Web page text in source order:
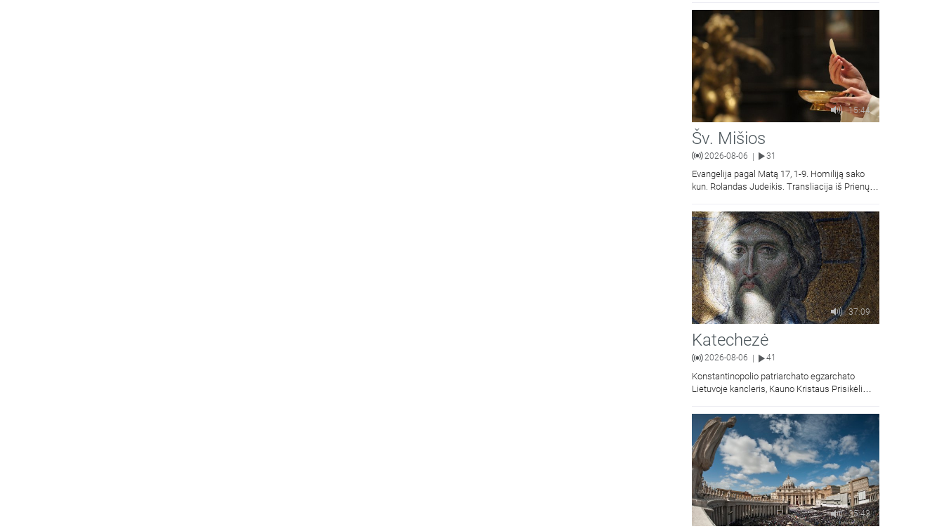
15:44
Šv. Mišios
2026-08-06 | 31
Evangelija pagal Matą 17, 1-9. Homiliją sako
kun. Rolandas Judeikis. Transliacija iš Prienų
37:09
Katechezė
2026-08-06 41
Konstantinopolio patriarchato egzarchato
Lietuvoje kancleris, Kauno Kristaus Prisikėlimo
kunigas Vitalijus Mockus pasakoja apie
Kristaus Atsimainymo šventę.
35:43